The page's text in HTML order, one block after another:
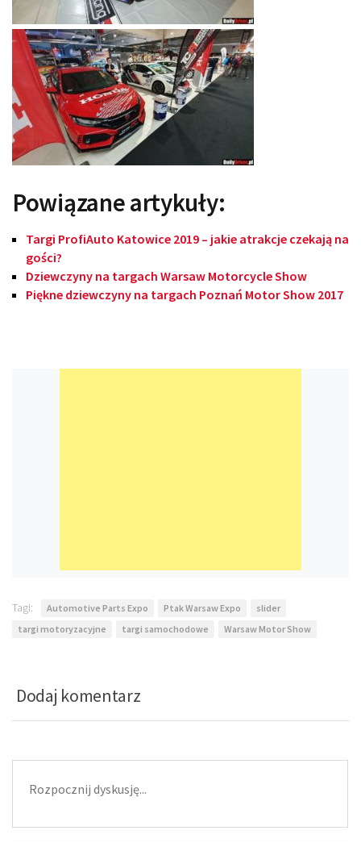
Powiązane artykuły:
Targi ProfiAuto Katowice 2019 – jakie atrakcje czekają na
gości?
Dziewczyny na targach Warsaw Motorcycle Show
Piękne dziewczyny na targach Poznań Motor Show 2017
Tagi: Automotive Parts Expo Ptak Warsaw Expo
slider
targi motoryzacyjne
targi samochodowe Warsaw Motor Show
Dodaj komentarz